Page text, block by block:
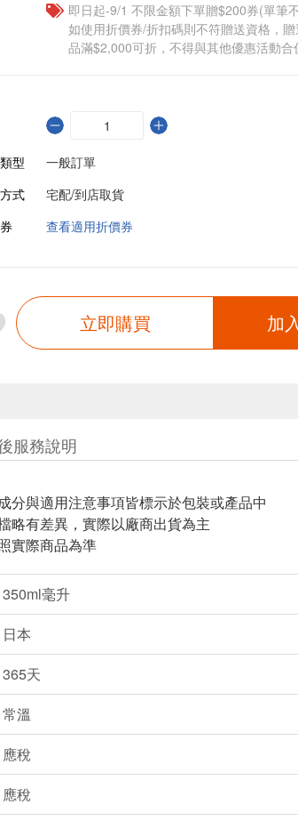
即日起-9/1 不限金額下單贈$200券(單筆
如使用折價券/折扣碼則不符贈送資格，
品滿$2,000可折，不得與其他優惠活動合
型
一般訂單
式
宅配/到店取貨
查看適用折價券
立即購買 加
服務說明
分與適用注意事項皆標示於包裝或產品中
略有差異，實際以廠商出貨為主
實際商品為準
350ml毫升
日本
365天
常溫
應稅
應稅